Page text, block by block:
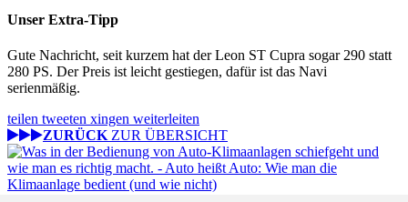
Unser Extra-Tipp
Gute Nachricht, seit kurzem hat der Leon ST Cupra sogar 290 statt
280 PS. Der Preis ist leicht gestiegen, dafür ist das Navi
serienmäßig.
teilen tweeten xingen weiterleiten
ZURÜCK ZUR ÜBERSICHT